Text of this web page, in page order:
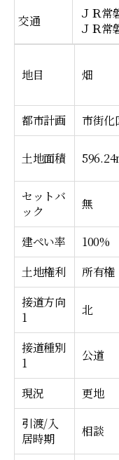
交通
ＪＲ常
ＪＲ常
地目 畑
都市計画
市街化
土地面積
セットバ
ック
無
建ぺい率
100%
土地権利
所有権
接道方向
1
北
接道種別
1
公道
現況
更地
引渡/入
居時期
相談